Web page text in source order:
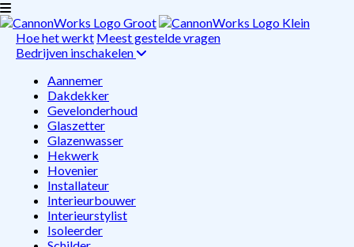
Hoe het werkt Meest gestelde vragen
Bedrijven inschakelen
Aannemer
Dakdekker
Gevelonderhoud
Glaszetter
Glazenwasser
Hekwerk
Hovenier
Installateur
Interieurbouwer
Interieurstylist
Isoleerder